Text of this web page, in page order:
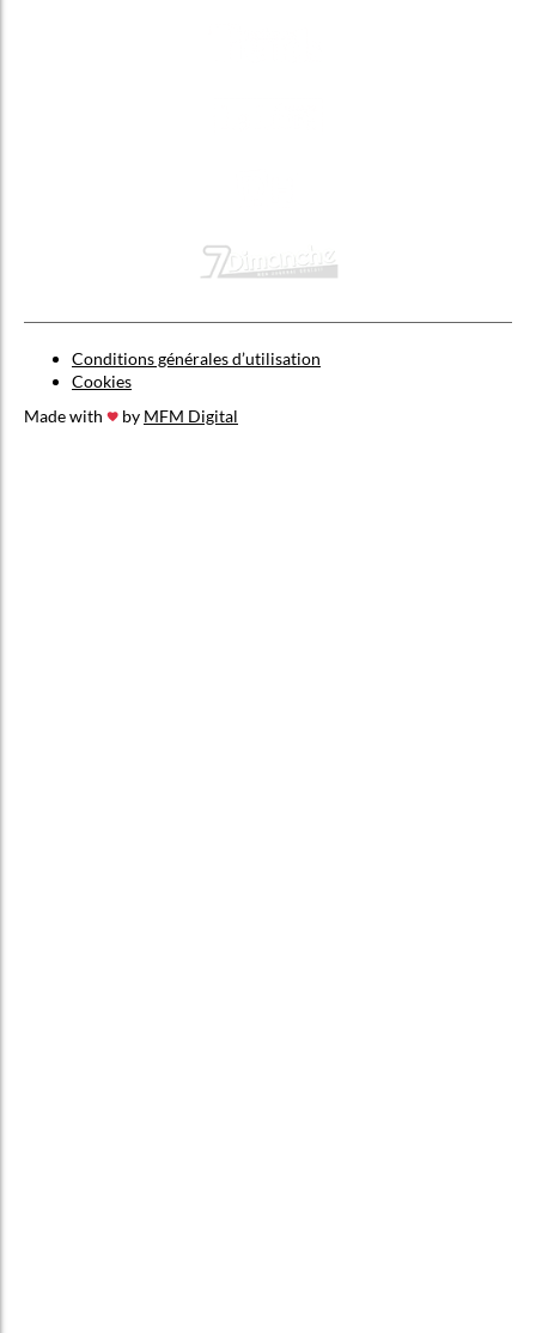
Conditions générales d’utilisation
Cookies
Made with
by MFM Digital